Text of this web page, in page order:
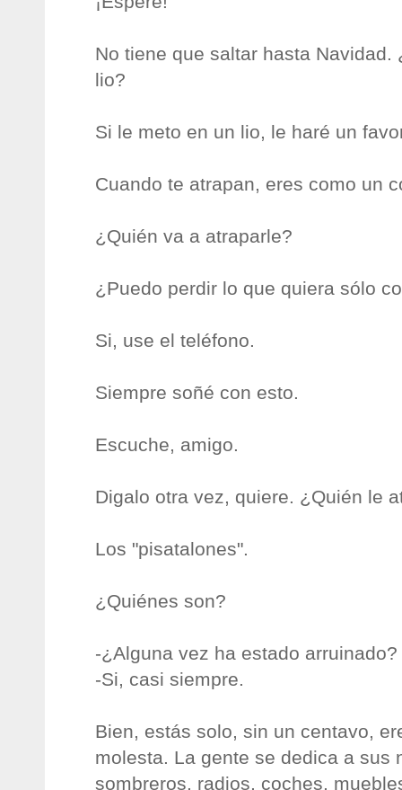
No tiene que saltar hasta Navidad.
lio?
Si le meto en un lio, le haré un
Cuando te atrapan, eres como un
¿Quién va a atraparle?
¿Puedo perdir lo que quiera sólo
Si, use el teléfono.
Siempre soñé con esto.
Escuche, amigo.
Digalo otra vez, quiere. ¿Quién le
Los "pisatalones".
¿Quiénes son?
-¿Alguna vez ha estado arruinado?
-Si, casi siempre.
Bien, estás solo, sin un centavo,
molesta. La gente se dedica a sus
sombreros, radios, coches,